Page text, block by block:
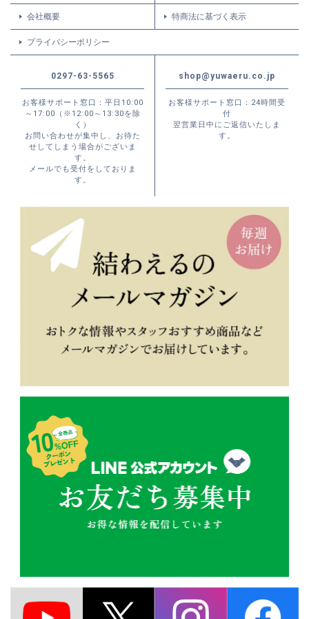
会社概要 特商法に基づく表示
プライバシーポリシー
0297-63-5565
お客様サポート窓口：平日10:00
～17:00（※12:00～13:30を除
く）
お問い合わせが集中し、お待た
せしてしまう場合がございま
す。
メールでも受付をしておりま
す。
shop@yuwaeru.co.jp
お客様サポート窓口：24時間受
付
翌営業日中にご返信いたしま
す。